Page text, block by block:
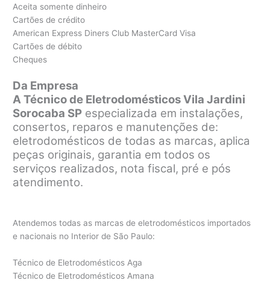
Aceita somente dinheiro
Cartões de crédito
American Express Diners Club MasterCard Visa
Cartões de débito
Cheques
Da Empresa
A Técnico de Eletrodomésticos Vila Jardini
Sorocaba SP especializada em instalações,
consertos, reparos e manutenções de:
eletrodomésticos de todas as marcas, aplica
peças originais, garantia em todos os
serviços realizados, nota fiscal, pré e pós
atendimento.
Atendemos todas as marcas de eletrodomésticos importados
e nacionais no Interior de São Paulo:
Técnico de Eletrodomésticos Aga
Técnico de Eletrodomésticos Amana